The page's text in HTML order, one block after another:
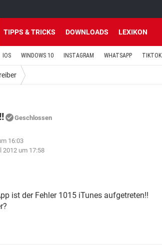
TIPPS & TRICKS DOWNLOADS LEXIKON
IOS WINDOWS 10 INSTAGRAM WHATSAPP TIKTOK
Geschlossen
16:03
2012 um 17:58
ist der Fehler 1015 iTunes aufgetreten!!